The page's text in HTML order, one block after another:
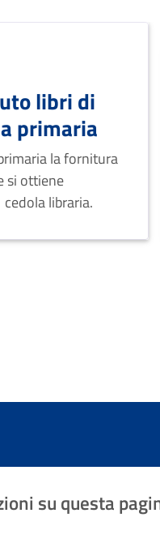
libri di
primaria
la fornitura
si ottiene
libraria.
su questa